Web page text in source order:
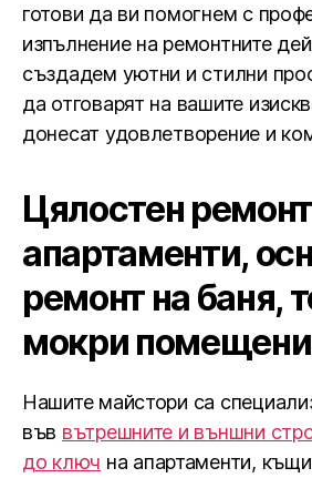
готови да ви помогнем с
изпълнение на ремонтните
създадем уютни и стилни
да отговарят на вашите
донесат удовлетворение и
Цялостен
апартаменти,
ремонт на баня,
мокри
Нашите майстори са
във вътрешните и външни
до ключ на апартаменти,